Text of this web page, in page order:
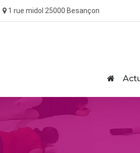
1 rue midol 25000 Besançon
Home